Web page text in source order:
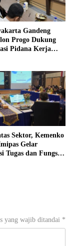
Gandeng
Progo Dukung
Pidana Kerja
Sektor, Kemenko
Gelar
Tugas dan Fungsi
yang wajib ditandai *